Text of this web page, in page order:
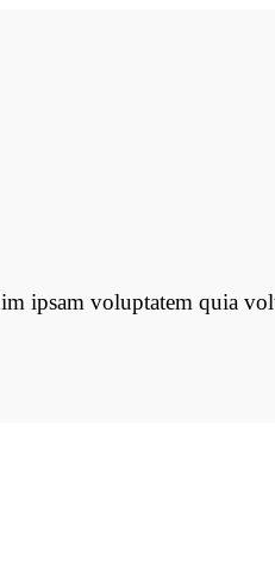
ipsam voluptatem quia